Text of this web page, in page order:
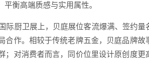
衡高端质感与实用属性。
际厨卫展上，贝庭展位客流爆满、签约量
作。相较于传统老牌五金，贝庭品牌故
；对消费者而言，同价位里设计原创度